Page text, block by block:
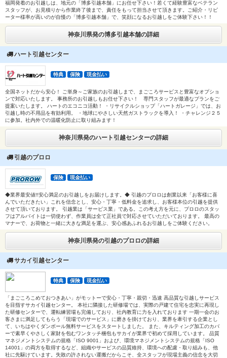
福岡発着のお引越しは、地元の「博多引越本舗」にお任せ下さい！若くて経験豊富なベテラン
スタッフが、お見積りから作業終了後まで、責任をもって担当させて頂きます。ご紹介・リピ
ーター様率が高いのが自慢の「博多引越本舗」で、笑顔になるお引越しをご体験下さい！！
神奈川県発の博多引越本舗の詳細
ハート引越センター
特典 保険 現金払い
全国ネットだから安心！ ご単身～ご家族のお引越しまで、まごころサービスと豊富なオプショ
ンで対応いたします。 事務所のお引越しもお任せ下さい！ 専門スタッフが最適なプランをご
提案いたします。 ハートのエコニコ活動！ ・リサイクルショップ「ハートガレージ」では、お
引越し時の不用品を有効利用。 ・地球にやさしい天然ガストラックを導入！ ・チャレンジ２５
に参加。社内外での温暖化防止に取り組みます！
神奈川県発のハート引越センターの詳細
引越のプロロ
保険 現金払い
◆業界最安値!!安心満足のお引越しをお届けします。◆ 引越のプロロは創業以来「お客様に喜
んでいただきたい」これを信念とし、安心・丁寧・低料金を追求し、お客様本位の引越を提供
させて頂いております。 引越業は「サービス業」である。この考え方を元に、プロロのスタッ
フはアルバイトは一切使わず、作業員は全て正社員で対応させていただいております。 最高の
マナーで、お荷物と一緒に大きな満足を運ぶ、安心感あふれるお引越しをご体験ください。
神奈川県発の引越のプロロの詳細
サカイ引越センター
特典 保険 現金払い
「まごころこめておつきあい」がモットーで安心・丁寧・親切・迅速 高品質な引越しサービス
を目指すサカイ引越センター。 本社に隣接した研修場では、実際の戸建て住宅を忠実に再現し
た研修センターで、運転練習場も完備しており、社内教育に力を入れております 一期一会のお
客さまに満足してもらう「現場でのサービス」に磨きを掛けており、業界を牽引する企業とし
て、いちはやくダンボール無料サービスをスタートしました。 また、キルティング加工のカバ
ーで素早くやさしく家財を包むワンタッチ梱包もサカイが業界で初めて採用しています。 品質
マネジメントシステムの規格「ISO 9001」および、環境マネジメントシステムの規格「ISO
14001」の両方を取得するなど、組織やサービスの品質維持、環境への配慮・取り組みも、他
社に先駆けています。失敗の許されない運搬だからこそ、全スタッフが現場主義の信念を大切